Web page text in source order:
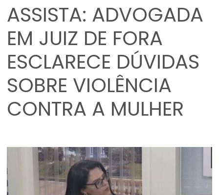
ASSISTA: ADVOGADA
EM JUIZ DE FORA
ESCLARECE DÚVIDAS
SOBRE VIOLÊNCIA
CONTRA A MULHER